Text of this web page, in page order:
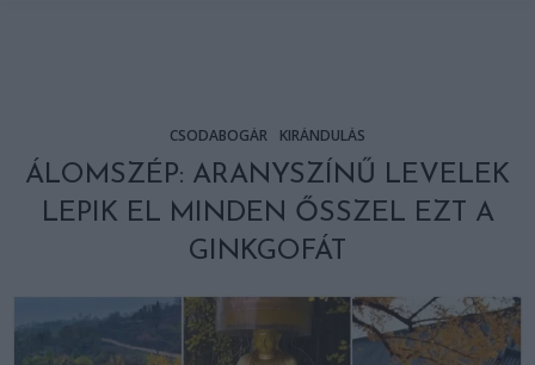
CSODABOGÁR KIRÁNDULÁS
ÁLOMSZÉP: ARANYSZÍNŰ LEVELEK
LEPIK EL MINDEN ŐSSZEL EZT A
GINKGOFÁT